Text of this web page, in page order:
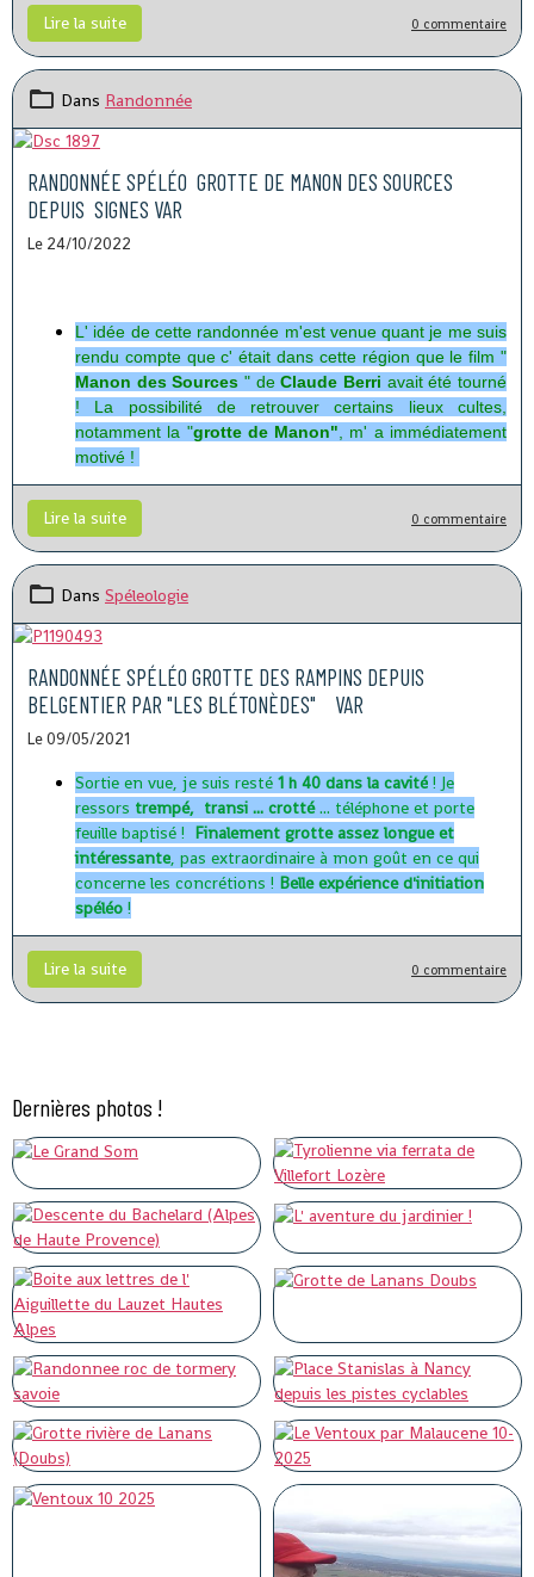
Lire la suite 0 commentaire
Dans Randonnée
RANDONNÉE SPÉLÉO GROTTE DE MANON DES SOURCES
DEPUIS SIGNES VAR
Le 24/10/2022
L' idée de cette randonnée m'est venue quant je me suis
rendu compte que c' était dans cette région que le film "
Manon des Sources " deClaude Berri avait été tourné
! La possibilité de retrouver certains lieux cultes,
notamment la "grotte de Manon" , m' a immédiatement
motivé !
Lire la suite 0 commentaire
Dans Spéleologie
RANDONNÉE SPÉLÉO GROTTE DES RAMPINS DEPUIS
BELGENTIER PAR "LES BLÉTONÈDES" VAR
Le 09/05/2021
Sortie en vue, je suis resté 1 h 40 dans la cavité ! Je
ressors trempé, transi ... crotté... téléphone et porte
feuille baptisé ! Finalement grotte assez longue et
intéressante, pas extraordinaire à mon goût en ce qui
concerne les concrétions ! Belle expérience d'initiation
spéléo !
Lire la suite 0 commentaire
Dernières photos !